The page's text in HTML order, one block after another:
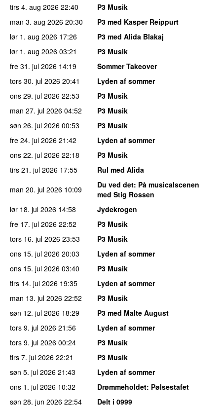
tirs 4. aug 2026 22:40
P3 Musik
man 3. aug 2026 20:30
P3 med Kasper Reippurt
lør 1. aug 2026 17:26
P3 med Alida Blakaj
lør 1. aug 2026 03:21
P3 Musik
fre 31. jul 2026 14:19
Sommer Takeover
tors 30. jul 2026 20:41
Lyden af sommer
ons 29. jul 2026 22:53
P3 Musik
man 27. jul 2026 04:52
P3 Musik
søn 26. jul 2026 00:53
P3 Musik
fre 24. jul 2026 21:42
Lyden af sommer
ons 22. jul 2026 22:18
P3 Musik
tirs 21. jul 2026 17:55
Rul med Alida
man 20. jul 2026 10:09 Du ved det: På musicalscenen
med Stig Rossen
lør 18. jul 2026 14:58
Jydekrogen
fre 17. jul 2026 22:52
P3 Musik
tors 16. jul 2026 23:53
P3 Musik
ons 15. jul 2026 20:03
Lyden af sommer
ons 15. jul 2026 03:40
P3 Musik
tirs 14. jul 2026 19:35
Lyden af sommer
man 13. jul 2026 22:52
P3 Musik
søn 12. jul 2026 18:29
P3 med Malte August
tors 9. jul 2026 21:56
Lyden af sommer
tors 9. jul 2026 00:24
P3 Musik
tirs 7. jul 2026 22:21
P3 Musik
søn 5. jul 2026 21:43
Lyden af sommer
ons 1. jul 2026 10:32 Drømmeholdet: Pølsestafet
søn 28. jun 2026 22:54
Delt i 0999